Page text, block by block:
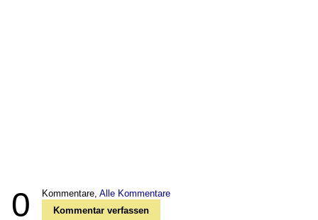
0 Kommentare, Alle Kommentare
Kommentar verfassen